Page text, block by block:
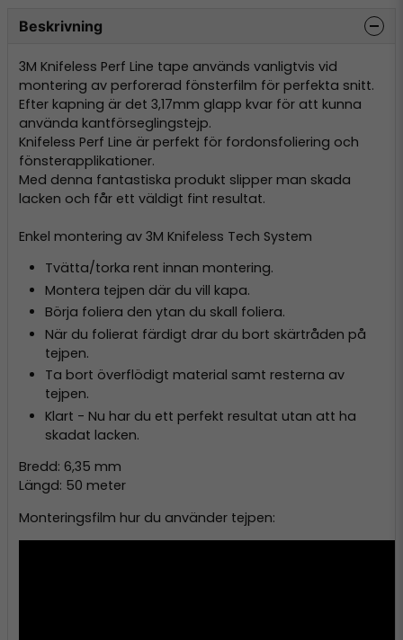
Beskrivning
3M Knifeless Perf Line tape används vanligtvis vid
montering av perforerad fönsterfilm för perfekta snitt.
Efter kapning är det 3,17mm glapp kvar för att kunna
använda kantförseglingstejp.
Knifeless Perf Line är perfekt för fordonsfoliering och
fönsterapplikationer.
Med denna fantastiska produkt slipper man skada
lacken och får ett väldigt fint resultat.
Enkel montering av 3M Knifeless Tech System
Tvätta/torka rent innan montering.
Montera tejpen där du vill kapa.
Börja foliera den ytan du skall foliera.
När du folierat färdigt drar du bort skärtråden på
tejpen.
Ta bort överflödigt material samt resterna av
tejpen.
Klart - Nu har du ett perfekt resultat utan att ha
skadat lacken.
Bredd: 6,35 mm
Längd: 50 meter
Monteringsfilm hur du använder tejpen: